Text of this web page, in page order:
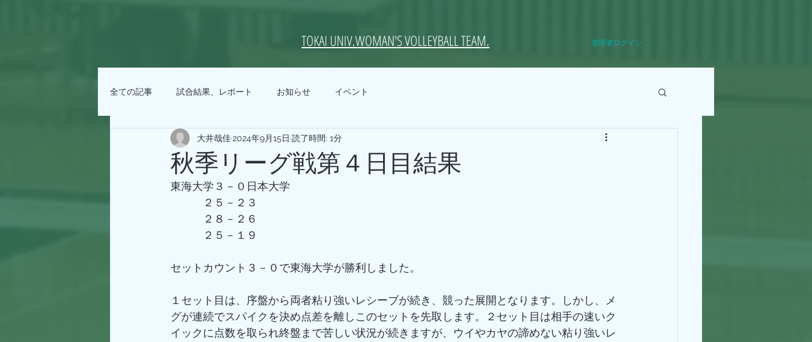
TOKAI UNIV.WOMAN'S VOLLEYBALL TEAM. 管理者ログイン
全ての記事 試合結果、レポート お知らせ イベント
秋季リーグ戦第４日目結果
大井哉佳2024年9月15日 読了時間: 1分
東海大学３－０日本大学
２５－２３
２８－２６
２５－１９
セットカウント３－０で東海大学が勝利しました。
１セット目は、序盤から両者粘り強いレシーブが続き、競った展開となります。しかし、メ
グが連続でスパイクを決め点差を離しこのセットを先取します。２セット目は相手の速いク
イックに点数を取られ終盤まで苦しい状況が続きますが、ウイやカヤの諦めない粘り強いレ